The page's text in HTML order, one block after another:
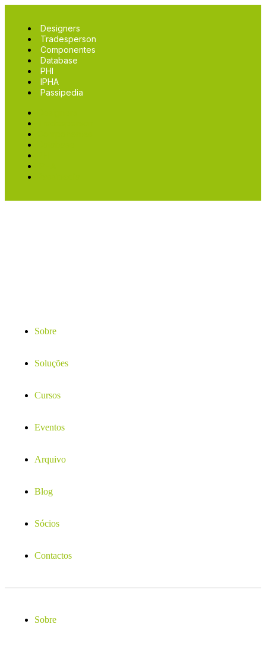
Designers
Tradesperson
Componentes
Database
PHI
IPHA
Passipedia
Sobre
Soluções
Cursos
Eventos
Arquivo
Blog
Sócios
Contactos
Sobre